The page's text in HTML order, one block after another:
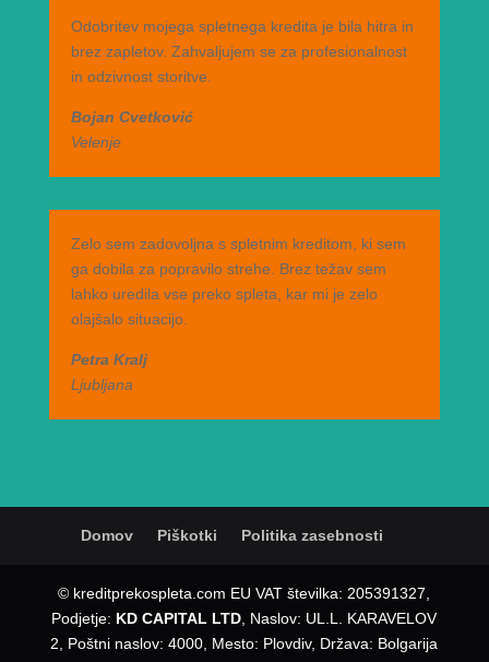
Odobritev mojega spletnega kredita je bila hitra in
brez zapletov. Zahvaljujem se za profesionalnost
in odzivnost storitve.
Bojan Cvetković
Velenje
Zelo sem zadovoljna s spletnim kreditom, ki sem
ga dobila za popravilo strehe. Brez težav sem
lahko uredila vse preko spleta, kar mi je zelo
olajšalo situacijo.
Petra Kralj
Ljubljana
Domov Piškotki Politika zasebnosti
© kreditprekospleta.com EU VAT številka: 205391327,
Podjetje: KD CAPITAL LTD , Naslov: UL.L. KARAVELOV
2, Poštni naslov: 4000, Mesto: Plovdiv, Država: Bolgarija